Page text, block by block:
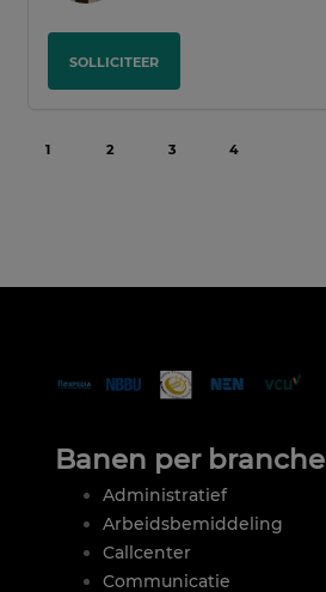
SOLLICITEER
1 2 3 4
Banen per branche
Administratief
Arbeidsbemiddeling
Callcenter
Communicatie